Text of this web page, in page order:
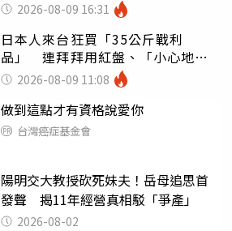
2026-08-09 16:31
日本人來台狂買「35公斤戰利
品」 連拜拜用紅盤、「小心地
滑」告示牌也帶回家
2026-08-09 11:08
做到這點才有資格說愛你
台灣癌症基金會
陽明交大教授砍死妹夫！岳母追思首
發聲 揭11年經營真相駁「爭產」
2026-08-02